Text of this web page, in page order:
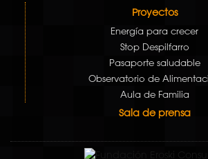
Proyectos
Energía para crecer
Stop Despilfarro
Pasaporte saludable
Observatorio de
Aula de Familia
Sala de prensa